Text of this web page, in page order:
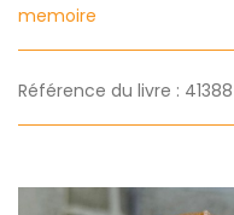
memoire
Référence du livre : 41388